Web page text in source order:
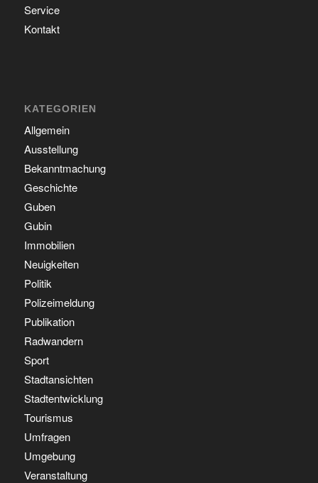
Service
Kontakt
KATEGORIEN
Allgemein
Ausstellung
Bekanntmachung
Geschichte
Guben
Gubin
Immobilien
Neuigkeiten
Politik
Polizeimeldung
Publikation
Radwandern
Sport
Stadtansichten
Stadtentwicklung
Tourismus
Umfragen
Umgebung
Veranstaltung